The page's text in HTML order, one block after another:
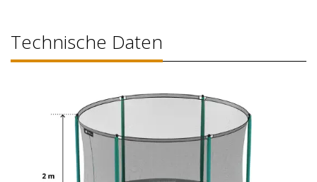
Technische Daten